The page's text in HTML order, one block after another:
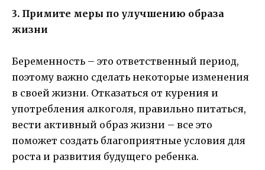
3. Примите меры по улучшению образа
жизни
Беременность – это ответственный период,
поэтому важно сделать некоторые изменения
в своей жизни. Отказаться от курения и
употребления алкоголя, правильно питаться,
вести активный образ жизни – все это
поможет создать благоприятные условия для
роста и развития будущего ребенка.